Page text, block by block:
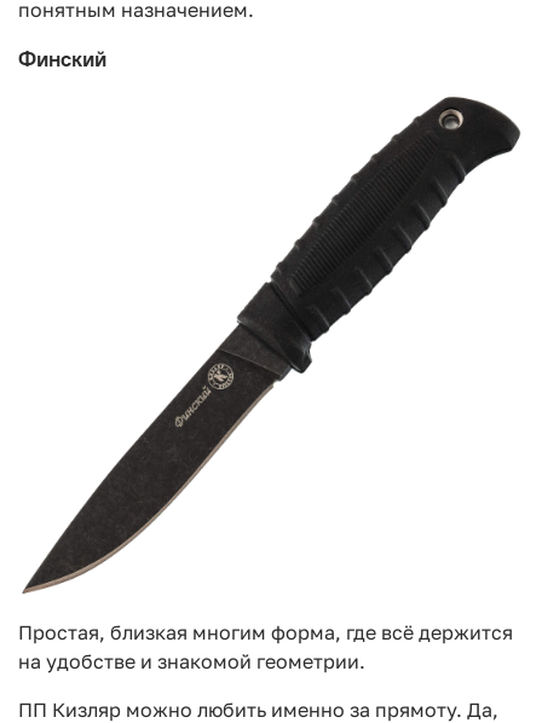
понятным назначением.
Финский
Простая, близкая многим форма, где всё держится
на удобстве и знакомой геометрии.
ПП Кизляр можно любить именно за прямоту. Да,